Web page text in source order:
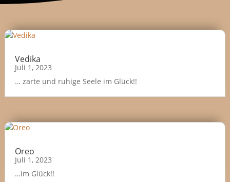
Vedika
Juli 1, 2023
… zarte und ruhige Seele im Glück!!
Oreo
Juli 1, 2023
…im Glück!!